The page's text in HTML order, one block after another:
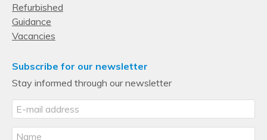
Refurbished
Guidance
Vacancies
Subscribe for our newsletter
Stay informed through our newsletter